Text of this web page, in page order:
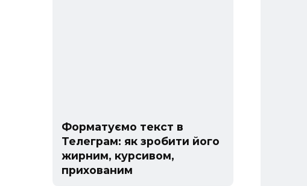
Форматуємо текст в
Телеграм: як зробити його
жирним, курсивом,
прихованим